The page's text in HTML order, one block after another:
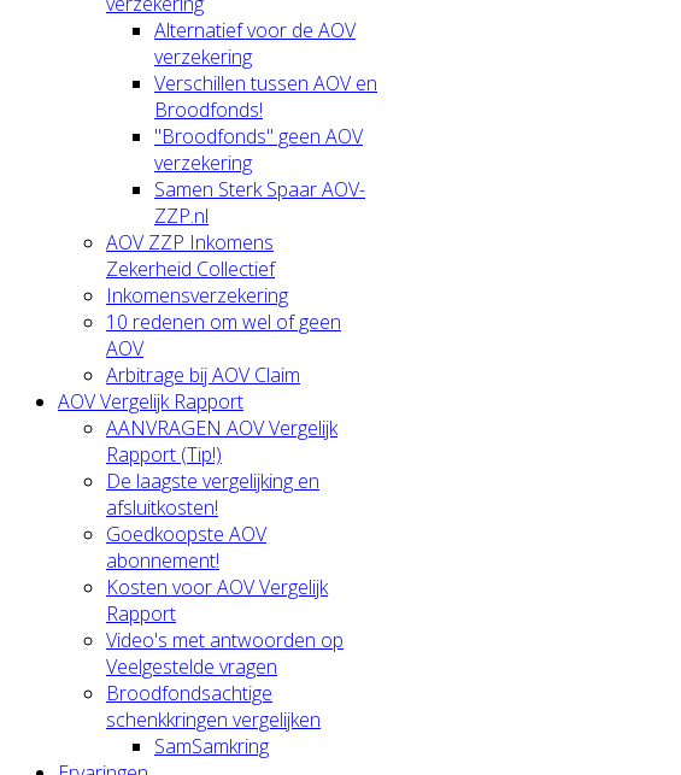
Alternatief voor de AOV
verzekering
Verschillen tussen AOV en
Broodfonds!
"Broodfonds" geen AOV
verzekering
Samen Sterk Spaar AOV-
ZZP.nl
AOV ZZP Inkomens
Zekerheid Collectief
Inkomensverzekering
10 redenen om wel of geen
AOV
Arbitrage bij AOV Claim
AOV Vergelijk Rapport
AANVRAGEN AOV Vergelijk
Rapport (Tip!)
De laagste vergelijking en
afsluitkosten!
Goedkoopste AOV
abonnement!
Kosten voor AOV Vergelijk
Rapport
Video's met antwoorden op
Veelgestelde vragen
Broodfondsachtige
schenkkringen vergelijken
SamSamkring